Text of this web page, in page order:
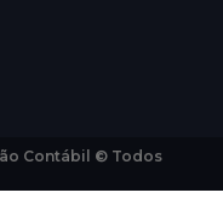
Contábil © Todos